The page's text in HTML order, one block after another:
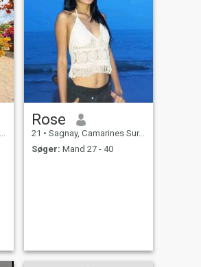
Rose
21 • Sagnay, Camarines Sur, Filippinerne
Søger: Mand 27 - 40